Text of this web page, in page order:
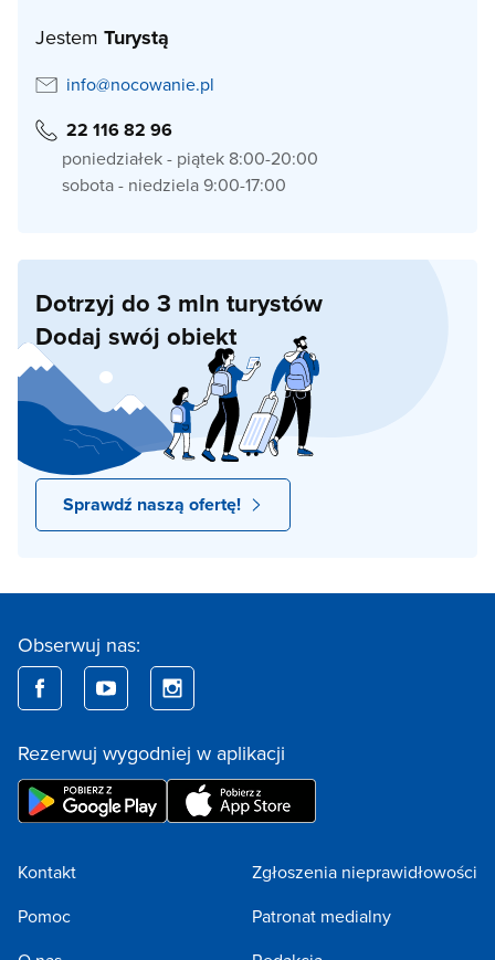
Jestem Turystą
info@nocowanie.pl
22 116 82 96
poniedziałek - piątek 8:00-20:00
sobota - niedziela 9:00-17:00
Dotrzyj do 3 mln turystów
Dodaj swój obiekt
Sprawdź naszą ofertę!
Obserwuj nas:
Rezerwuj wygodniej w aplikacji
Kontakt
Pomoc
Zgłoszenia nieprawidłowości
Patronat medialny